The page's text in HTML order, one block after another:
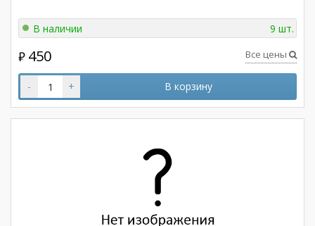
В наличии 9 шт.
₽ 450 Все цены
- + В корзину